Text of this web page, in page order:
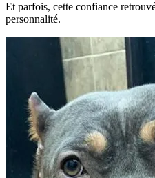
Et parfois, cette confiance
personnalité.